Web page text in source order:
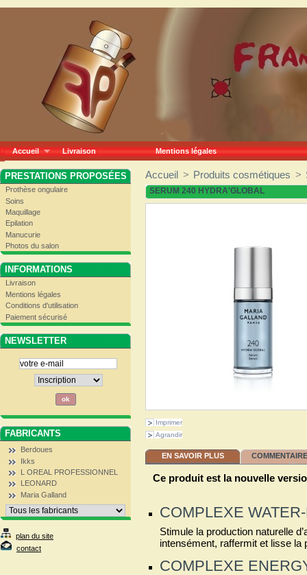
Accueil Livraison Mentions légales
PRESTATIONS PROPOSÉES
Prothèse ongulaire
Soins
Maquillage
Epilation
Manucurie
Photos du salon
INFORMATIONS
Livraison
Mentions légales
Conditions d'utilisation
Paiement sécurisé
NEWSLETTER
FABRICANTS
Berdoues
Ikks
L OREAL PROFESSIONNEL
LEONARD
Maria Galland
plan du site
contact
Accueil > Produits cosmétiques >
SERUM 240 HYDRA'GLOBAL
Imprimer
Agrandir
EN SAVOIR PLUS
Ce produit est la nouvelle
COMPLEXE
Stimule la production naturelle
intensément, raffermit et lisse la
COMPLEXE